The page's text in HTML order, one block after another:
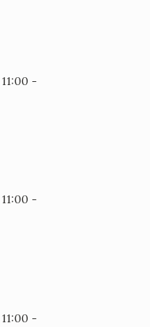
-
-
-